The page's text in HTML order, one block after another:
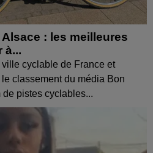
: les meilleures
à...
cyclable de France et
classement du média Bon
de pistes cyclables...